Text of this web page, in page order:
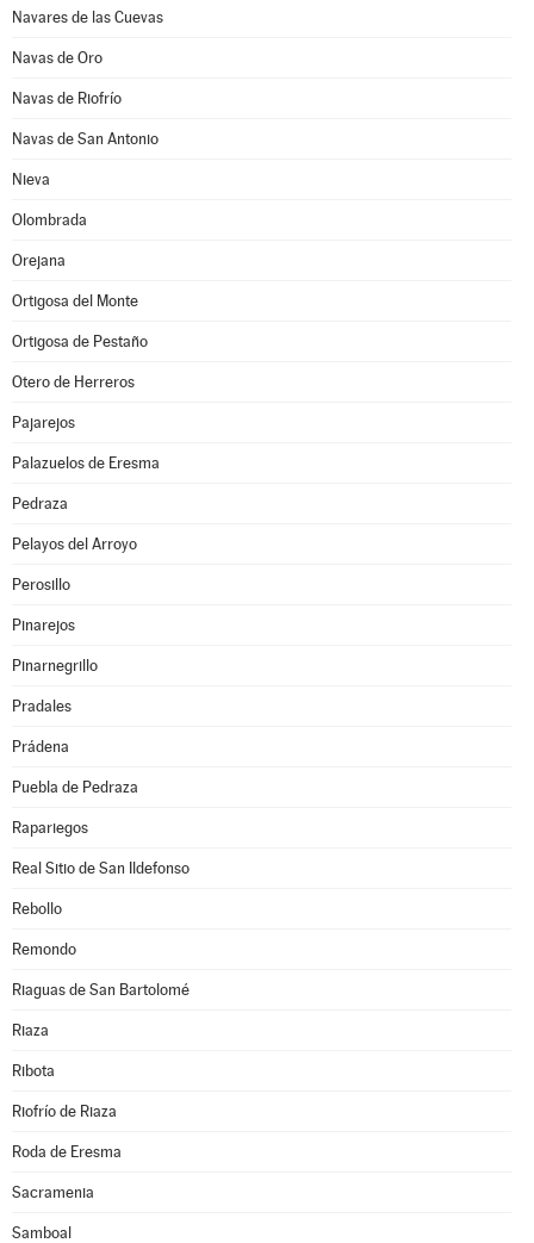
Navares de las Cuevas
Navas de Oro
Navas de Riofrío
Navas de San Antonio
Nieva
Olombrada
Orejana
Ortigosa del Monte
Ortigosa de Pestaño
Otero de Herreros
Pajarejos
Palazuelos de Eresma
Pedraza
Pelayos del Arroyo
Perosillo
Pinarejos
Pinarnegrillo
Pradales
Prádena
Puebla de Pedraza
Rapariegos
Real Sitio de San Ildefonso
Rebollo
Remondo
Riaguas de San Bartolomé
Riaza
Ribota
Riofrío de Riaza
Roda de Eresma
Sacramenia
Samboal